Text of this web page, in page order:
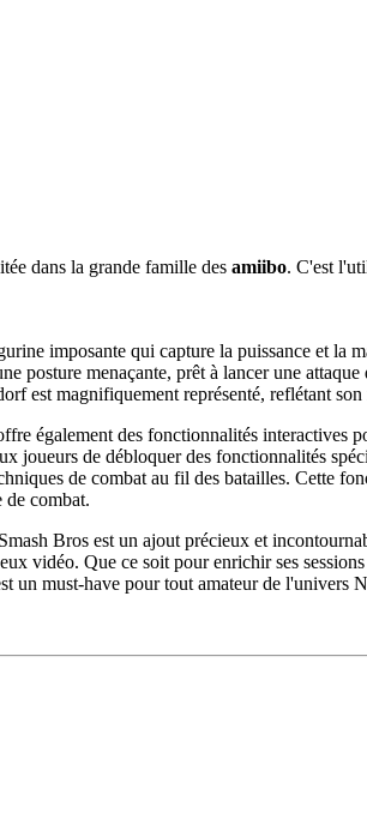
dans la grande famille des amiibo. C'est
imposante qui capture la puissance et la
posture menaçante, prêt à lancer une
est magnifiquement représenté, reflétant
également des fonctionnalités
de débloquer des fonctionnalités
de combat au fil des batailles. Cette
de combat.
Bros est un ajout précieux et
vidéo. Que ce soit pour enrichir ses
un must-have pour tout amateur de l'univers